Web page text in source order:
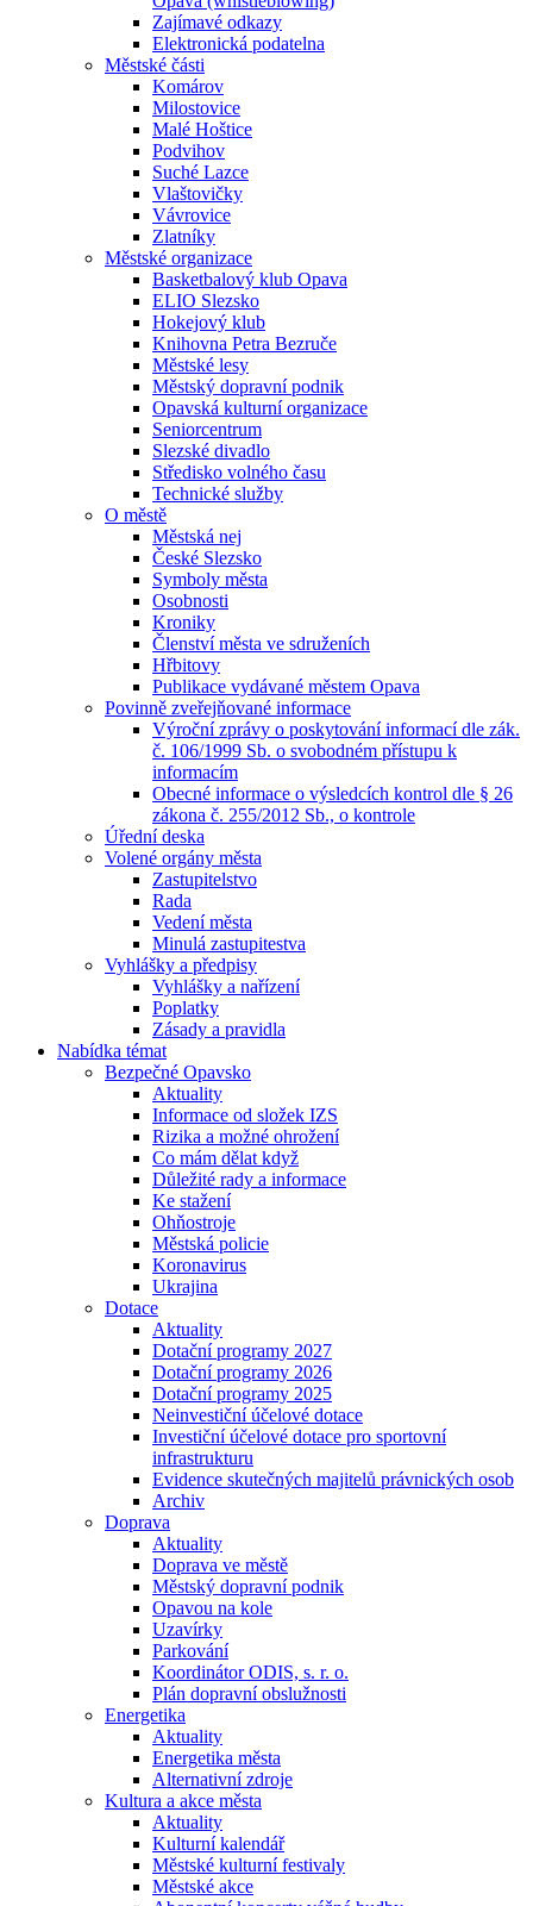
Zajímavé odkazy
Elektronická podatelna
Městské části
Komárov
Milostovice
Malé Hoštice
Podvihov
Suché Lazce
Vlaštovičky
Vávrovice
Zlatníky
Městské organizace
Basketbalový klub Opava
ELIO Slezsko
Hokejový klub
Knihovna Petra Bezruče
Městské lesy
Městský dopravní podnik
Opavská kulturní organizace
Seniorcentrum
Slezské divadlo
Středisko volného času
Technické služby
O městě
Městská nej
České Slezsko
Symboly města
Osobnosti
Kroniky
Členství města ve sdruženích
Hřbitovy
Publikace vydávané městem Opava
Povinně zveřejňované informace
Výroční zprávy o poskytování informací dle zák.
č. 106/1999 Sb. o svobodném přístupu k
informacím
Obecné informace o výsledcích kontrol dle § 26
zákona č. 255/2012 Sb., o kontrole
Úřední deska
Volené orgány města
Zastupitelstvo
Rada
Vedení města
Minulá zastupitestva
Vyhlášky a předpisy
Vyhlášky a nařízení
Poplatky
Zásady a pravidla
Nabídka témat
Bezpečné Opavsko
Aktuality
Informace od složek IZS
Rizika a možné ohrožení
Co mám dělat když
Důležité rady a informace
Ke stažení
Ohňostroje
Městská policie
Koronavirus
Ukrajina
Dotace
Aktuality
Dotační programy 2027
Dotační programy 2026
Dotační programy 2025
Neinvestiční účelové dotace
Investiční účelové dotace pro sportovní
infrastrukturu
Evidence skutečných majitelů právnických osob
Archiv
Doprava
Aktuality
Doprava ve městě
Městský dopravní podnik
Opavou na kole
Uzavírky
Parkování
Koordinátor ODIS, s. r. o.
Plán dopravní obslužnosti
Energetika
Aktuality
Energetika města
Alternativní zdroje
Kultura a akce města
Aktuality
Kulturní kalendář
Městské kulturní festivaly
Městské akce